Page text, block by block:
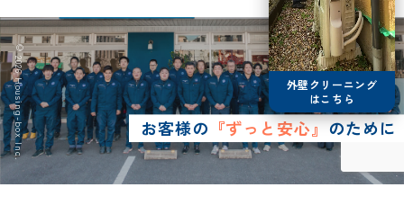
お客様の 『ずっと安心』のために
© 2026 Housing-box Inc.
外壁クリーニング
はこちら